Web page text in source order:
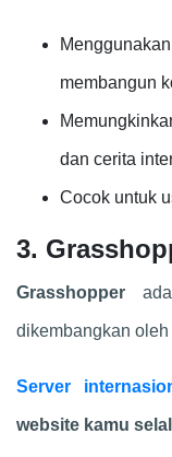
membangun
dan cerita
Cocok untuk
3.
Grasshopper
dikembangkan
Server
website kamu